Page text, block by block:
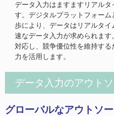
データ入力はますますリアル
す。デジタルプラットフォー
歩により、データはリアルタ
速なデータ入力が求められま
対応し、競争優位性を維持す
力を活用します。
データ入力のアウト
グローバルなアウトソ